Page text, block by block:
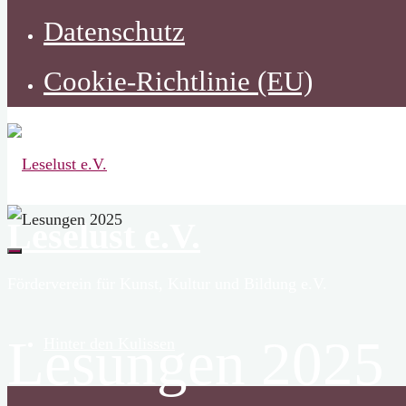
Datenschutz
Cookie-Richtlinie (EU)
Leselust e.V.